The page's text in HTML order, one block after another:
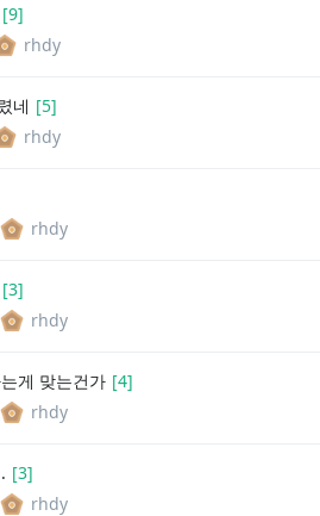
[9]
rhdy
네 [5]
rhdy
rhdy
[3]
rhdy
게 맞는건가 [4]
rhdy
[3]
rhdy